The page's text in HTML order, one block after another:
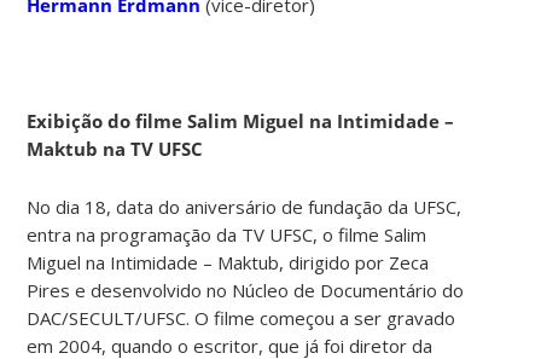
Exibição do filme Salim Miguel na Intimidade –
Maktub na TV UFSC
No dia 18, data do aniversário de fundação da UFSC,
entra na programação da TV UFSC, o filme Salim
Miguel na Intimidade – Maktub, dirigido por Zeca
Pires e desenvolvido no Núcleo de Documentário do
DAC/SECULT/UFSC. O filme começou a ser gravado
em 2004, quando o escritor, que já foi diretor da